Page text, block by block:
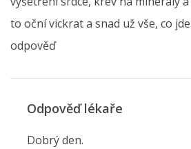
to oční vickrat a snad už vše, co
odpověď
Odpověď lékaře
Dobrý den.